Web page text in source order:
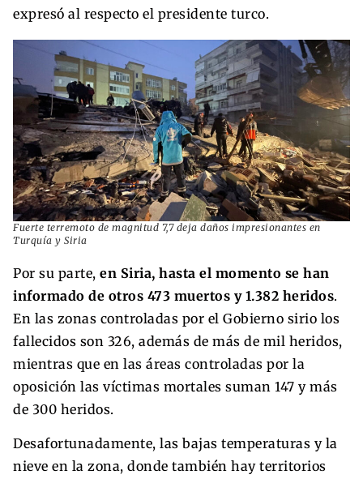
expresó al respecto el presidente turco.
Fuerte terremoto de magnitud 7,7 deja daños impresionantes en
Turquía y Siria
Por su parte, en Siria, hasta el momento se han
informado de otros 473 muertos y 1.382 heridos.
En las zonas controladas por el Gobierno sirio los
fallecidos son 326, además de más de mil heridos,
mientras que en las áreas controladas por la
oposición las víctimas mortales suman 147 y más
de 300 heridos.
Desafortunadamente, las bajas temperaturas y la
nieve en la zona, donde también hay territorios